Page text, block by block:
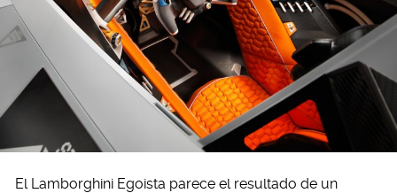
El Lamborghini Egoista parece el resultado de un